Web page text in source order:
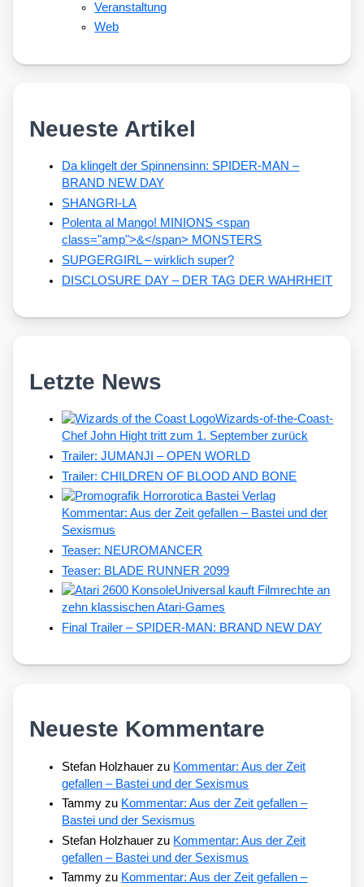
Veranstaltung
Web
Neueste Artikel
Da klingelt der Spinnensinn: SPIDER-MAN –
BRAND NEW DAY
SHANGRI-LA
Polenta al Mango! MINIONS <span
class="amp">&</span> MONSTERS
SUPGERGIRL – wirklich super?
DISCLOSURE DAY – DER TAG DER WAHRHEIT
Letzte News
Wizards-of-the-Coast-
Chef John Hight tritt zum 1. September zurück
Trailer: JUMANJI – OPEN WORLD
Trailer: CHILDREN OF BLOOD AND BONE
Kommentar: Aus der Zeit gefallen – Bastei und der
Sexismus
Teaser: NEUROMANCER
Teaser: BLADE RUNNER 2099
Universal kauft Filmrechte an
zehn klassischen Atari-Games
Final Trailer – SPIDER-MAN: BRAND NEW DAY
Neueste Kommentare
Stefan Holzhauer zu Kommentar: Aus der Zeit
gefallen – Bastei und der Sexismus
Tammy zu Kommentar: Aus der Zeit gefallen –
Bastei und der Sexismus
Stefan Holzhauer zu Kommentar: Aus der Zeit
gefallen – Bastei und der Sexismus
Tammy zu Kommentar: Aus der Zeit gefallen –